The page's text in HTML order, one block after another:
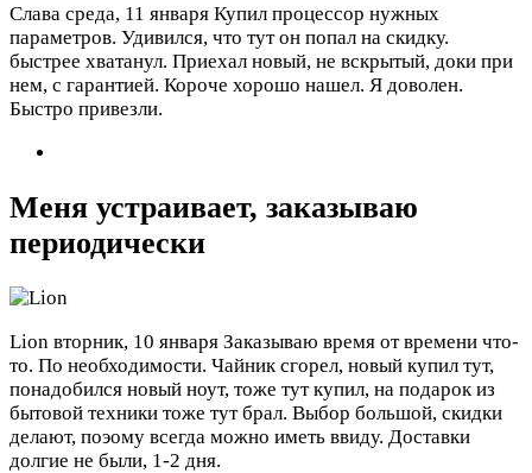
Слава среда, 11 января Купил процессор нужных
параметров. Удивился, что тут он попал на скидку.
быстрее хватанул. Приехал новый, не вскрытый, доки при
нем, с гарантией. Короче хорошо нашел. Я доволен.
Быстро привезли.
Меня устраивает, заказываю
периодически
Lion вторник, 10 января Заказываю время от времени что-
то. По необходимости. Чайник сгорел, новый купил тут,
понадобился новый ноут, тоже тут купил, на подарок из
бытовой техники тоже тут брал. Выбор большой, скидки
делают, поэому всегда можно иметь ввиду. Доставки
долгие не были, 1-2 дня.